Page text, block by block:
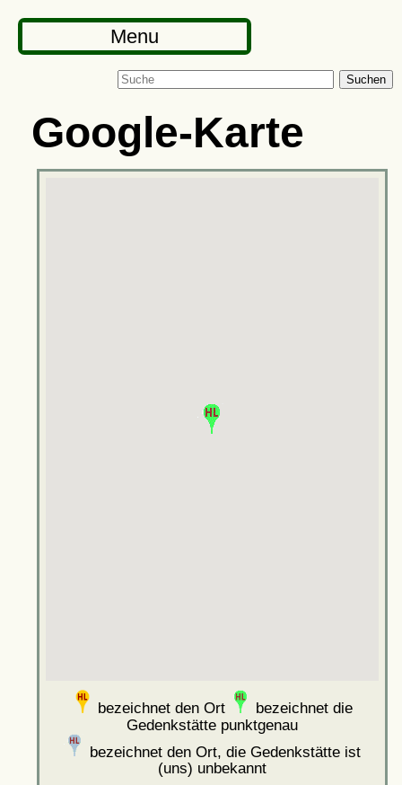
Menu
Suchen
Google-Karte
bezeichnet den Ort
bezeichnet die
Gedenkstätte punktgenau
bezeichnet den Ort, die Gedenkstätte ist
(uns) unbekannt